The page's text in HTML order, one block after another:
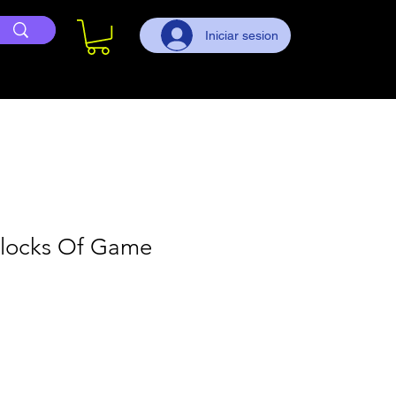
Iniciar sesion
Of Game